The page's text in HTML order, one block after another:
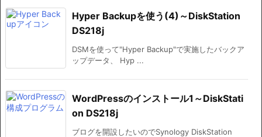
Hyper Backupを使う(4)～DiskStation
DS218j
DSMを使って"Hyper Backup"で実施したバックア
ップデータ、 Hyp ...
WordPressのインストール1～DiskStati
on DS218j
ブログを開設したいのでSynology DiskStation